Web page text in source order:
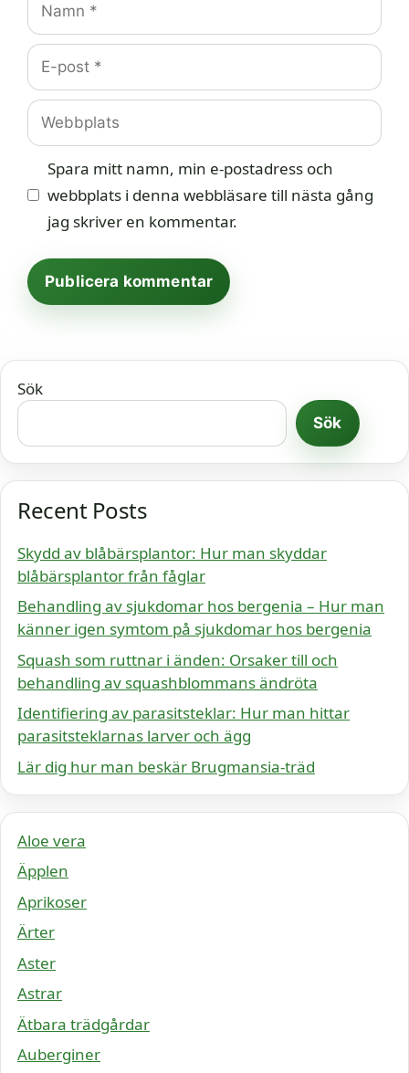
E-
post
Webbplats
Spara mitt namn, min e-postadress och
webbplats i denna webbläsare till nästa gång
jag skriver en kommentar.
Sök
Sök
Recent Posts
Skydd av blåbärsplantor: Hur man skyddar
blåbärsplantor från fåglar
Behandling av sjukdomar hos bergenia – Hur man
känner igen symtom på sjukdomar hos bergenia
Squash som ruttnar i änden: Orsaker till och
behandling av squashblommans ändröta
Identifiering av parasitsteklar: Hur man hittar
parasitsteklarnas larver och ägg
Lär dig hur man beskär Brugmansia-träd
Aloe vera
Äpplen
Aprikoser
Ärter
Aster
Astrar
Ätbara trädgårdar
Auberginer